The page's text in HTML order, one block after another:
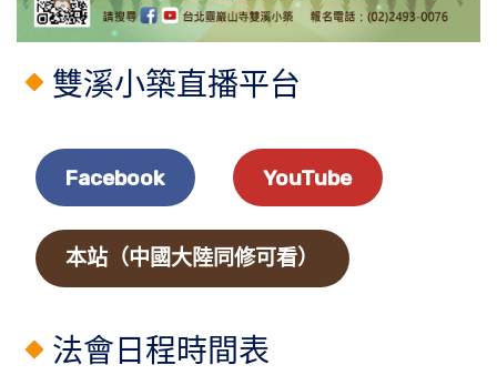
雙溪小築直播平台
Facebook YouTube
本站（中國大陸同修可看）
法會日程時間表